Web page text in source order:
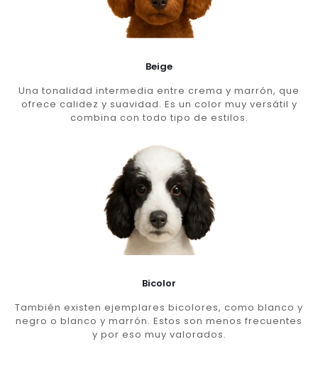
Beige
Una tonalidad intermedia entre crema y marrón, que
ofrece calidez y suavidad. Es un color muy versátil y
combina con todo tipo de estilos.
Bicolor
También existen ejemplares bicolores, como blanco y
negro o blanco y marrón. Estos son menos frecuentes
y por eso muy valorados.